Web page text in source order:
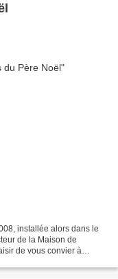
installée alors dans le
de la Maison de
de vous convier à